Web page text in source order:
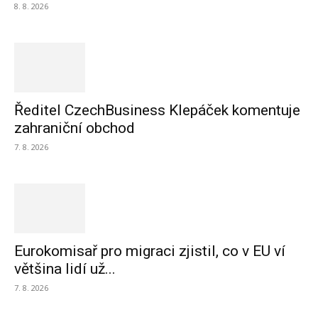
8. 8. 2026
Ředitel CzechBusiness Klepáček komentuje
zahraniční obchod
7. 8. 2026
Eurokomisař pro migraci zjistil, co v EU ví
většina lidí už...
7. 8. 2026